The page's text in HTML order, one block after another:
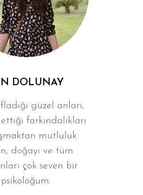
DOLUNAY
güzel anları,
farkındalıkları
mutluluk
doğayı ve tüm
çok seven bir
psikoloğum.